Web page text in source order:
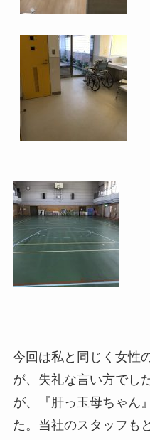
今回は私と同じく女性
が、失礼な言い方でし
が、『肝っ玉母ちゃん
た。当社のスタッフも